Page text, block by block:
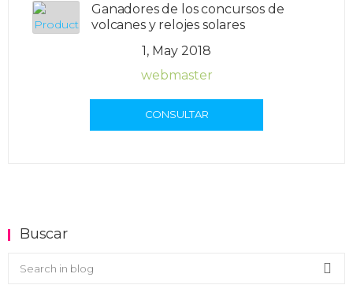
Ganadores de los concursos de
volcanes y relojes solares
1, May 2018
webmaster
CONSULTAR
Buscar
Buscar en el blog